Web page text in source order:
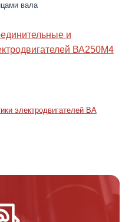
вала
и
ВА250M4
электродвигателей ВА